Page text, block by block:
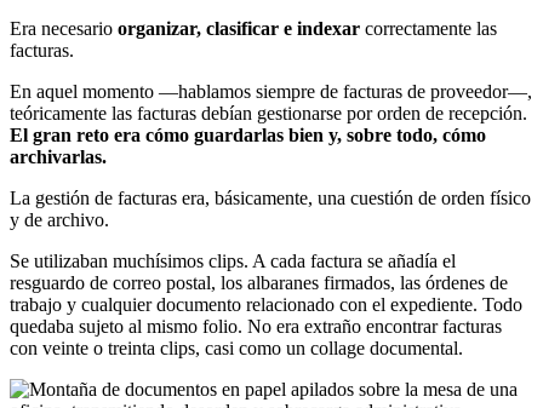
Era necesario organizar, clasificar e indexar correctamente las
facturas.
En aquel momento —hablamos siempre de facturas de proveedor—,
teóricamente las facturas debían gestionarse por orden de recepción.
El gran reto era cómo guardarlas bien y, sobre todo, cómo
archivarlas.
La gestión de facturas era, básicamente, una cuestión de orden físico
y de archivo.
Se utilizaban muchísimos clips. A cada factura se añadía el
resguardo de correo postal, los albaranes firmados, las órdenes de
trabajo y cualquier documento relacionado con el expediente. Todo
quedaba sujeto al mismo folio. No era extraño encontrar facturas
con veinte o treinta clips, casi como un collage documental.